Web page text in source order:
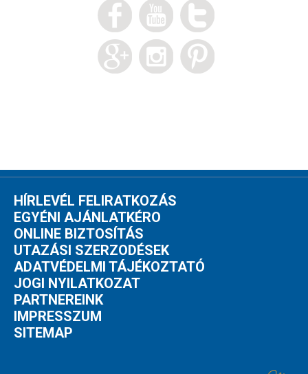
HÍRLEVÉL FELIRATKOZÁS
EGYÉNI AJÁNLATKÉRO
ONLINE BIZTOSÍTÁS
UTAZÁSI SZERZODÉSEK
ADATVÉDELMI TÁJÉKOZTATÓ
JOGI NYILATKOZAT
PARTNEREINK
IMPRESSZUM
SITEMAP